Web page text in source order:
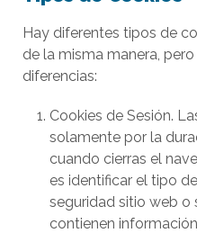
Hay diferentes tipos de
de la misma manera,
diferencias:
Cookies de Sesión.
solamente por la
cuando cierras el
es identificar el tipo
seguridad sitio web o
contienen